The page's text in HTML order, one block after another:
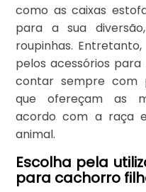
como as caixas
para a sua
roupinhas.
pelos acessórios
contar sempre com
que ofereçam as
acordo com a raça
animal.
Escolha pela
para cachorro